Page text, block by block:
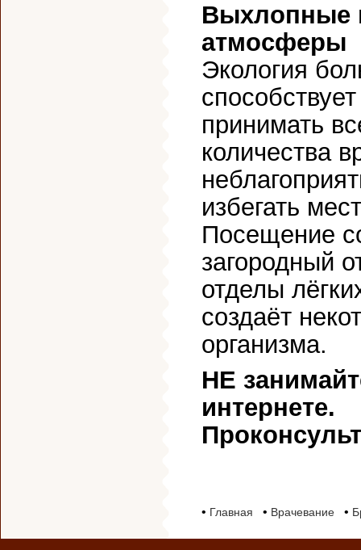
Выхлопные
атмосферы
Экология
принимать
количества
избегать
Посещение
загородный
отделы
создаёт
организма.
НЕ
интернете.
• Главная • Врачевание •